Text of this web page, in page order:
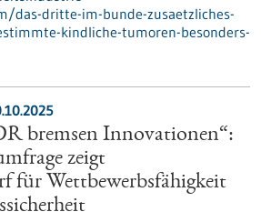
das-dritte-im-bunde-zusaetzliches-
kindliche-tumoren-besonders-
bremsen Innovationen“:
zeigt
für Wettbewerbsfähigkeit